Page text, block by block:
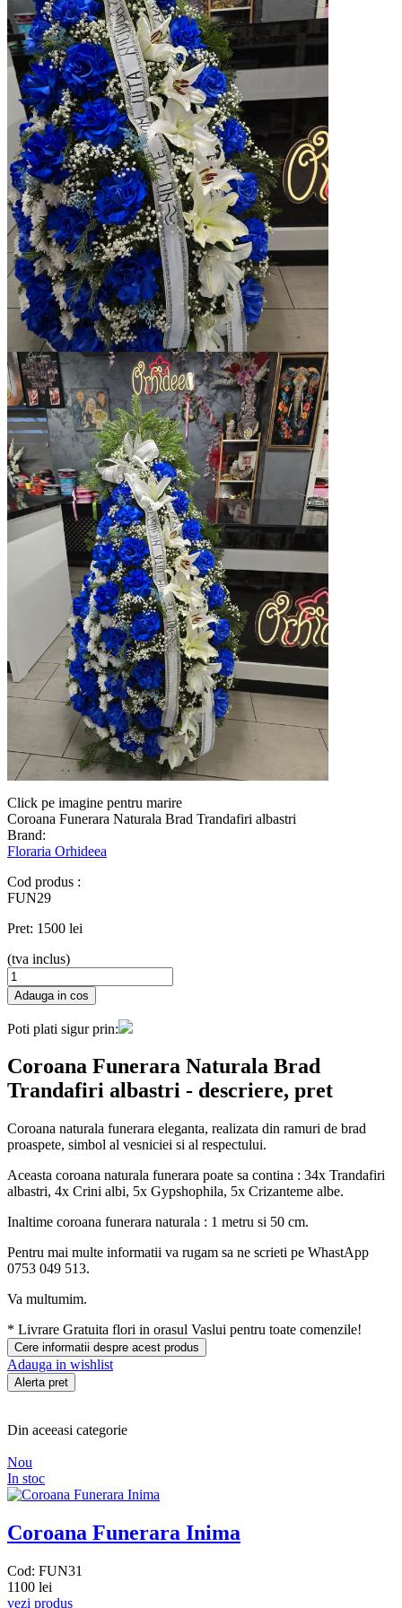
Click pe imagine pentru marire
Coroana Funerara Naturala Brad Trandafiri albastri
Brand:
Floraria Orhideea
Cod produs :
FUN29
Pret: 1500 lei
(tva inclus)
Poti plati sigur prin:
Coroana Funerara Naturala Brad
Trandafiri albastri - descriere, pret
Coroana naturala funerara eleganta, realizata din ramuri de brad
proaspete, simbol al vesniciei si al respectului.
Aceasta coroana naturala funerara poate sa contina : 34x Trandafiri
albastri, 4x Crini albi, 5x Gypshophila, 5x Crizanteme albe.
Inaltime coroana funerara naturala : 1 metru si 50 cm.
Pentru mai multe informatii va rugam sa ne scrieti pe WhastApp
0753 049 513.
Va multumim.
* Livrare Gratuita flori in orasul Vaslui pentru toate comenzile!
Cere informatii despre acest produs
Adauga in wishlist
Alerta pret
Din aceeasi categorie
Nou
In stoc
Coroana Funerara Inima
Cod: FUN31
1100 lei
vezi produs